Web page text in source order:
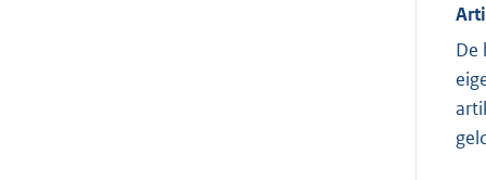
De